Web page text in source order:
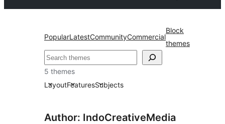
PopularLatestCommunityCommercial
Block
themes
সন্ধান
কৰক
5 themes
LayoutFeaturesSubjects
Author: IndoCreativeMedia